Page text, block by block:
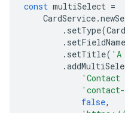
const multiSelect =
CardService.
. setType(
. setFieldName
. setTitle( 'A
.
'Contact
false,